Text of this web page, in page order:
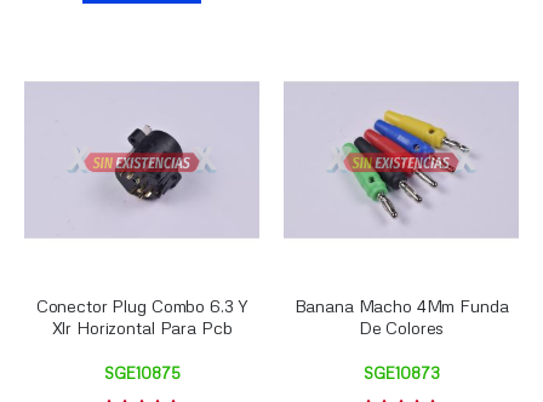
Conector Plug Combo 6.3 Y
Xlr Horizontal Para Pcb
SGE10875
Banana Macho 4Mm Funda
De Colores
SGE10873